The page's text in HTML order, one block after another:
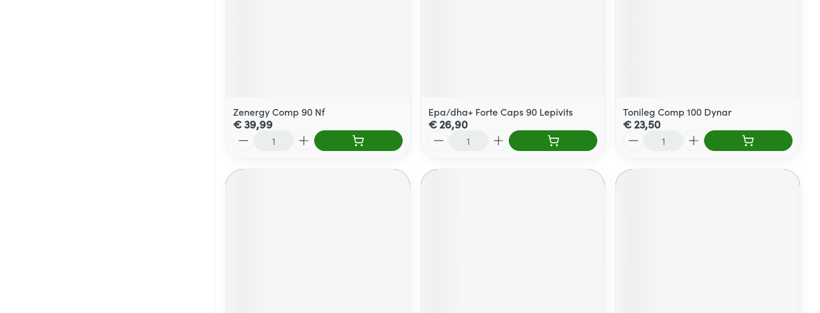
Zenergy Comp 90 Nf
€ 39,99
Epa/dha+ Forte Caps 90 Lepivits
€ 26,90
Tonileg Comp 100 Dynar
€ 23,50